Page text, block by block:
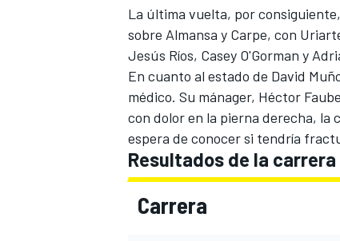
La última vuelta, por consiguiente,
sobre Almansa y Carpe, con
Jesús Ríos, Casey O'Gorman y
En cuanto al estado de David
médico. Su mánager, Héctor
con dolor en la pierna derecha, la
espera de conocer si tendría
Resultados de la
Carrera